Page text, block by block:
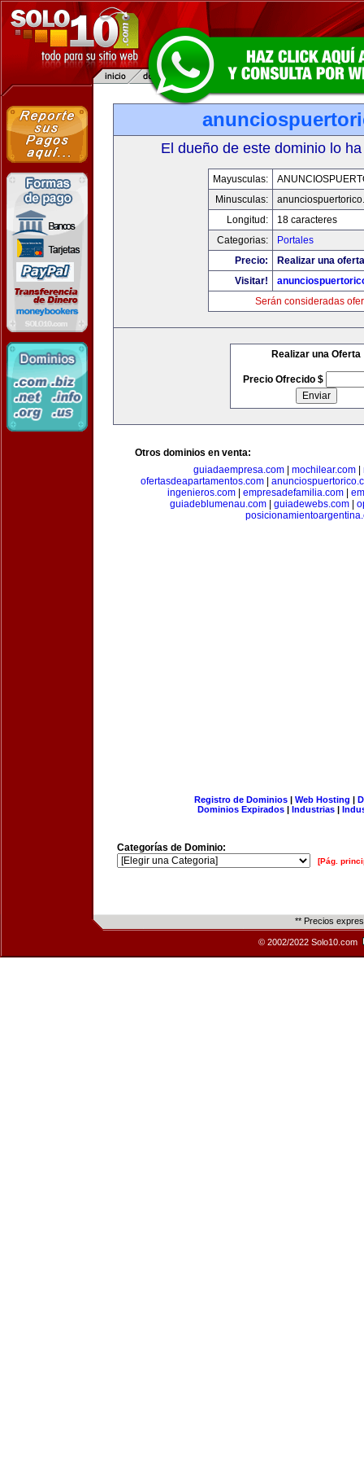
El dueño de este dominio lo
Mayusculas:
Minusculas:
Longitud:
18 caracteres
Categorias:
Portales
Precio:
Realizar una
Visitar!
Serán consideradas
Realizar una Oferta
Precio Ofrecido $
Otros dominios en venta:
guiadaempresa.com
mochilear.com
ofertasdeapartamentos.com
ingenieros.com| empresadefamilia.com|
guiadeblumenau.com| guiadewebs.com|
Registro de Dominios| Web Hosting |
Dominios Expirados | Industrias |
Categorías de Dominio:
[Pág.
** Precios
© 2002/2022 Solo10.com